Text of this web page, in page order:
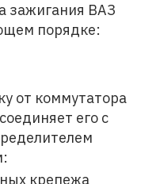
зажигания ВАЗ
порядке:
от коммутатора
его с
крепежа